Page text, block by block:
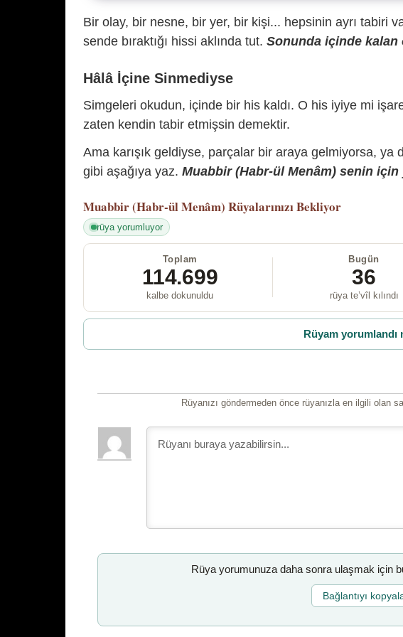
Bir olay, bir nesne, bir yer, bir kişi... hepsinin ayrı tabiri
sende bıraktığı hissi aklında tut. Sonunda içinde kalan
Hâlâ İçine Sinmediyse
Simgeleri okudun, içinde bir his kaldı. O his iyiye mi
zaten kendin tabir etmişsin demektir.
Ama karışık geldiyse, parçalar bir araya gelmiyorsa, ya
gibi aşağıya yaz. Muabbir (Habr-ül Menâm) senin için
Muabbir (Habr-ül Menâm) Rüyalarınızı Bekliyor
rüya yorumluyor
Toplam
114.699
kalbe dokunuldu
Bugün
36
rüya te’vîl kılındı
Rüyam yorumlandı
Rüyanızı göndermeden önce rüyanızla en ilgili olan
Rüya yorumunuza daha sonra ulaşmak için
Bağlantıyı